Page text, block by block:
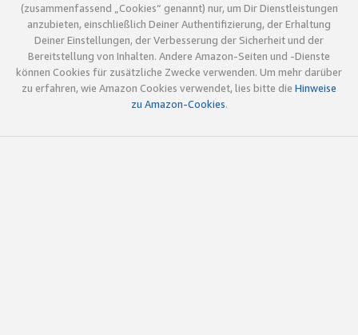
(zusammenfassend „Cookies“ genannt) nur, um Dir Dienstleistungen
anzubieten, einschließlich Deiner Authentifizierung, der Erhaltung
Deiner Einstellungen, der Verbesserung der Sicherheit und der
Bereitstellung von Inhalten. Andere Amazon-Seiten und -Dienste
können Cookies für zusätzliche Zwecke verwenden. Um mehr darüber
zu erfahren, wie Amazon Cookies verwendet, lies bitte die Hinweise
zu Amazon-Cookies.